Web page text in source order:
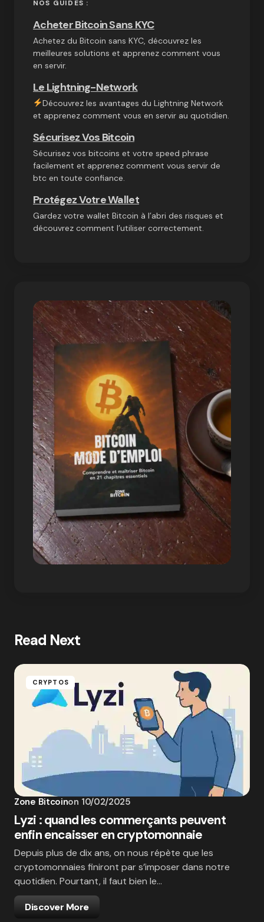
NOS GUIDES :
Acheter Bitcoin Sans KYC
Achetez du Bitcoin sans KYC, découvrez les
meilleures solutions et apprenez comment vous
en servir.
Le Lightning-Network
Découvrez les avantages du Lightning Network
et apprenez comment vous en servir au quotidien.
Sécurisez Vos Bitcoin
Sécurisez vos bitcoins et votre speed phrase
facilement et apprenez comment vous servir de
btc en toute confiance.
Protégez Votre Wallet
Gardez votre wallet Bitcoin à l’abri des risques et
découvrez comment l’utiliser correctement.
Read Next
CRYPTOS
Zone Bitcoinon 10/02/2025
Lyzi : quand les commerçants peuvent
enfin encaisser en cryptomonnaie
Depuis plus de dix ans, on nous répète que les
cryptomonnaies finiront par s’imposer dans notre
quotidien. Pourtant, il faut bien le…
Discover More